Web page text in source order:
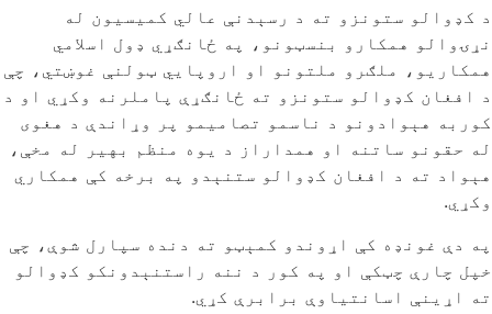
د کډوالو ستونزو ته د رسېدنې عالي کمیسیون له
نړۍوالو همکارو بنسټونو، په ځانګړي ډول اسلامي
همکاریو، ملګرو ملتونو او اروپایي ټولنې غوښتي، چې
د افغان کډوالو ستونزو ته ځانګړې پاملرنه وکړي او د
کوربه هېوادونو د ناسمو تصامیمو پر وړاندې د هغوی
له حقونو ساتنه او همداراز د یوه منظم بهیر له مخې،
هېواد ته د افغان کډوالو ستنېدو په برخه کې همکاري
وکړي.
په دې غونډه کې اړوندو کمېټو ته دنده سپارل شوې، چې
خپل چارې چټکې او په کور د ننه راستنېدونکو کډوالو
ته اړینې اسانتیاوې برابرې کړي.